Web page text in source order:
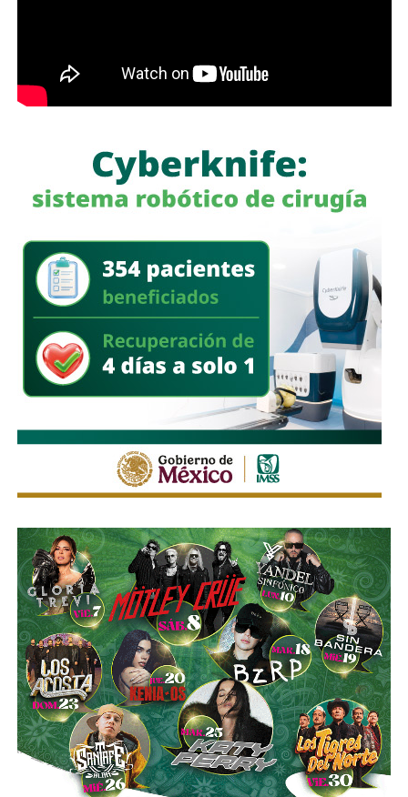
puedan desarrollar sus capacidades en instalaciones de
calidad y construir un mejor futuro”, expresó.